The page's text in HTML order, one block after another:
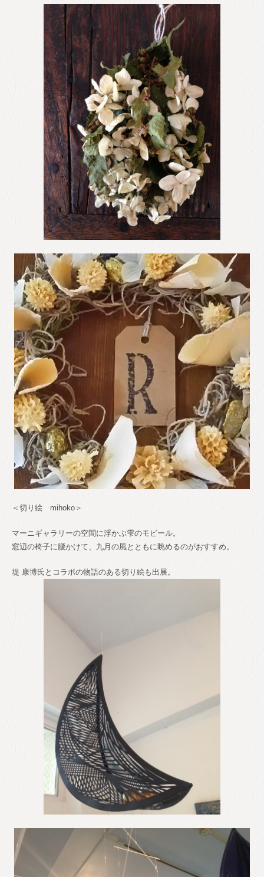
＜切り絵 mihoko＞
マーニギャラリーの空間に浮かぶ雫のモビール。
窓辺の椅子に腰かけて、九月の風とともに眺めるのがおすすめ。
堤 康博氏とコラボの物語のある切り絵も出展。